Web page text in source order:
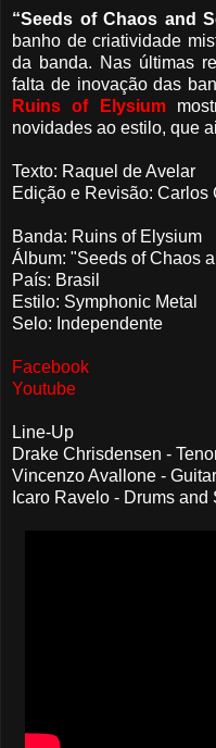
“Seeds of Chaos and
banho de criatividade
da banda. Nas últimas
falta de inovação das
Ruins of Elysium
novidades ao estilo, que
Texto: Raquel de Avelar
Edição e Revisão: Carlos
Banda: Ruins of Elysium
Álbum: "Seeds of Chaos
País: Brasil
Estilo: Symphonic Metal
Selo: Independente
Facebook
Youtube
Line-Up
Drake Chrisdensen -
Vincenzo Avallone -
Icaro Ravelo - Drums and